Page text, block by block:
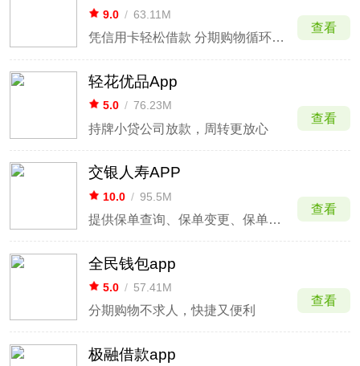
9.0 / 63.11M
凭信用卡轻松借款 分期购物循环额度
查看
轻花优品App
5.0 / 76.23M
持牌小贷公司放款，周转更放心
查看
交银人寿APP
10.0 / 95.5M
提供保单查询、保单变更、保单理赔等服务
查看
全民钱包app
5.0 / 57.41M
分期购物不求人，快捷又便利
查看
极融借款app